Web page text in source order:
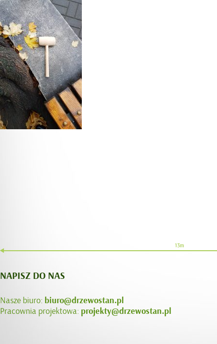
NAPISZ DO NAS
Nasze biuro: biuro@drzewostan.pl
Pracownia projektowa: projekty@drzewostan.pl